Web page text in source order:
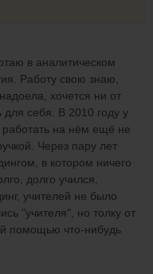
в аналитическом
Работу свою знаю,
хочется ни от
для себя. В 2010 году у
на нём ещё не
Через пару лет
в котором ничего
долго учился,
учителей не было
"учителя", но толку от
помощью что-нибудь